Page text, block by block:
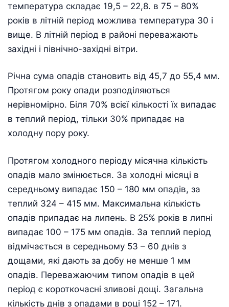
температура складає 19,5 – 22,8. в 75 – 80%
років в літній період можлива температура 30 і
вище. В літній період в районі переважають
західні і північно-західні вітри.
Річна сума опадів становить від 45,7 до 55,4 мм.
Протягом року опади розподіляються
нерівномірно. Біля 70% всієї кількості їх випадає
в теплий період, тільки 30% припадає на
холодну пору року.
Протягом холодного періоду місячна кількість
опадів мало змінюється. За холодні місяці в
середньому випадає 150 – 180 мм опадів, за
теплий 324 – 415 мм. Максимальна кількість
опадів припадає на липень. В 25% років в липні
випадає 100 – 175 мм опадів. За теплий період
відмічається в середньому 53 – 60 днів з
дощами, які дають за добу не менше 1 мм
опадів. Переважаючим типом опадів в цей
період є короткочасні зливові дощі. Загальна
кількість днів з опадами в році 152 – 171.